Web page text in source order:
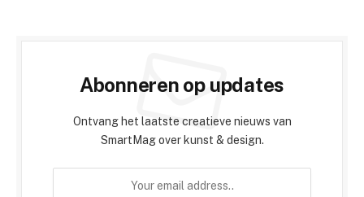
Abonneren op updates
Ontvang het laatste creatieve nieuws van
SmartMag over kunst & design.